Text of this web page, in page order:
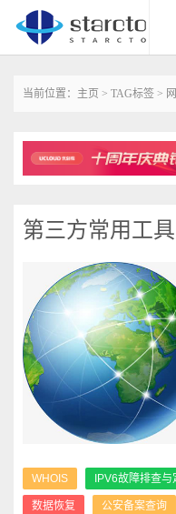
当前位置： 主页 > TAG标签 >
第三方常用工
WHOIS IPV6故障排查与
数据恢复 公安备案查询